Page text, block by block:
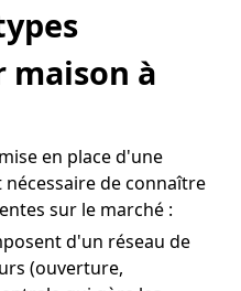
maison à
en place d'une
de connaître
sur le marché :
d'un réseau de
(ouverture,